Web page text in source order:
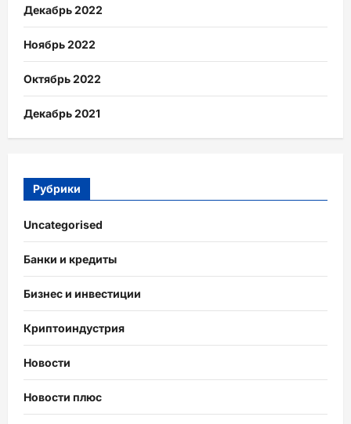
Декабрь 2022
Ноябрь 2022
Октябрь 2022
Декабрь 2021
Рубрики
Uncategorised
Банки и кредиты
Бизнес и инвестиции
Криптоиндустрия
Новости
Новости плюс